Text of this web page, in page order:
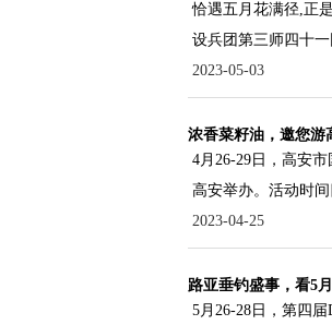
恰遇五月花满径,正
设兵团第三师四十
2023-05-03
浓香菜籽油，邀您游
4月26-29日，高安
高安举办。活动时间
2023-04-25
路亚垂钓盛事，看5
5月26-28日，第四